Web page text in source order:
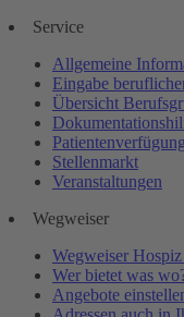
Service
Allgemeine
Eingabe
Übersicht
Stellenmarkt
Veranstaltungen
Wegweiser
Wegweiser
Wer bietet was
Angebote